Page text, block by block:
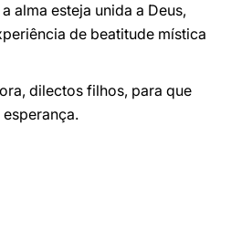
alma esteja unida a Deus,
de beatitude mística
dilectos filhos, para que